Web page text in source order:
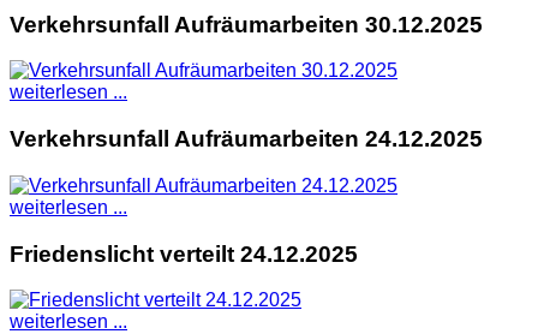
Verkehrsunfall Aufräumarbeiten 30.12.2025
weiterlesen ...
Verkehrsunfall Aufräumarbeiten 24.12.2025
weiterlesen ...
Friedenslicht verteilt 24.12.2025
weiterlesen ...